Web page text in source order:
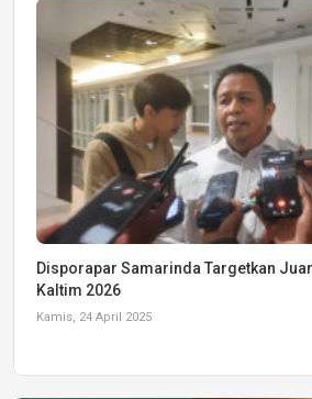
Disporapar Samarinda Targetkan
Kaltim 2026
Kamis, 24 April 2025